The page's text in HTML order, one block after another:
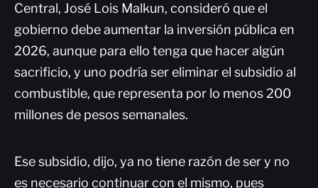
Central, José Lois Malkun, consideró que el
gobierno debe aumentar la inversión pública en
2026, aunque para ello tenga que hacer algún
sacrificio, y uno podría ser eliminar el subsidio al
combustible, que representa por lo menos 200
millones de pesos semanales.
Ese subsidio, dijo, ya no tiene razón de ser y no
es necesario continuar con el mismo, pues